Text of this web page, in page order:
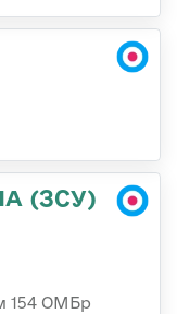
(ЗСУ)
154 ОМБр